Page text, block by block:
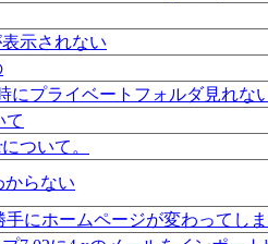
示されない
にプライベートフォルダ見れな
て
ついて。
からない
手にホームページが変わってし